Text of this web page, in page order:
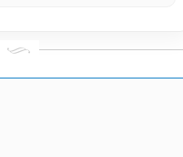
mettent en valeur ton